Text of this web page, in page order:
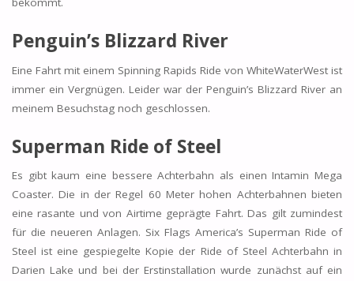
Penguin’s Blizzard River
Eine Fahrt mit einem Spinning Rapids Ride von WhiteWaterWest ist
immer ein Vergnügen. Leider war der Penguin’s Blizzard River an
meinem Besuchstag noch geschlossen.
Superman Ride of Steel
Es gibt kaum eine bessere Achterbahn als einen Intamin Mega
Coaster. Die in der Regel 60 Meter hohen Achterbahnen bieten
eine rasante und von Airtime geprägte Fahrt. Das gilt zumindest
für die neueren Anlagen. Six Flags America’s Superman Ride of
Steel ist eine gespiegelte Kopie der Ride of Steel Achterbahn in
Darien Lake und bei der Erstinstallation wurde zunächst auf ein